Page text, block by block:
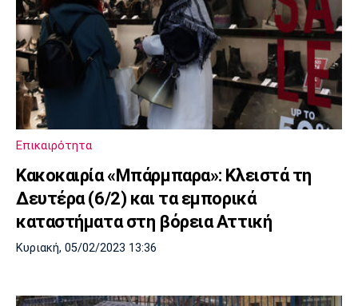
Επικαιρότητα
Κακοκαιρία «Μπάρμπαρα»: Κλειστά τη
Δευτέρα (6/2) και τα εμπορικά
καταστήματα στη βόρεια Αττική
Κυριακή, 05/02/2023 13:36